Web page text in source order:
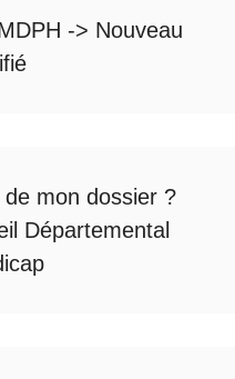
-> Nouveau
mon dossier ?
Départemental